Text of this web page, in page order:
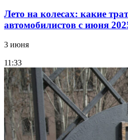
Лето на колесах: какие
автомобилистов с июня
3 июня
11:33